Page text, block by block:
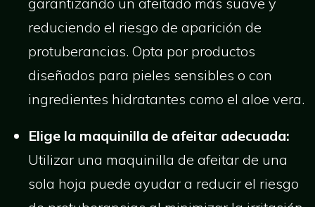
reduciendo el riesgo de aparición de
protuberancias. Opta por productos
diseñados para pieles sensibles o con
ingredientes hidratantes como el aloe vera.
Elige la maquinilla de afeitar adecuada:
Utilizar una maquinilla de afeitar de una
sola hoja puede ayudar a reducir el riesgo